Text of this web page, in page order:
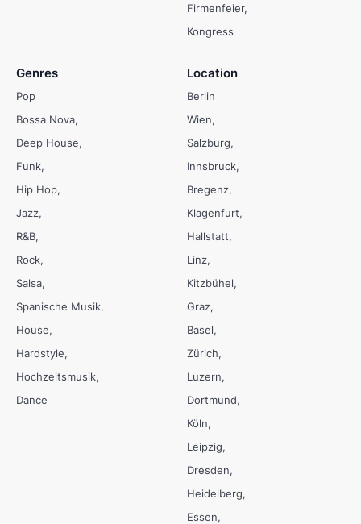
Firmenfeier
Kongress
Genres
Pop
Bossa Nova
Deep House
Funk
Hip Hop
Jazz
R&B
Rock
Salsa
Spanische Musik
House
Hardstyle
Hochzeitsmusik
Dance
Location
Berlin
Wien
Salzburg
Innsbruck
Bregenz
Klagenfurt
Hallstatt
Linz
Kitzbühel
Graz
Basel
Zürich
Luzern
Dortmund
Köln
Leipzig
Dresden
Heidelberg
Essen